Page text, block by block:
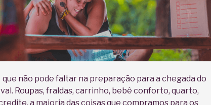
que não pode faltar na preparação para a chegada do
Roupas, fraldas, carrinho, bebê conforto, quarto,
a maioria das coisas que compramos para os